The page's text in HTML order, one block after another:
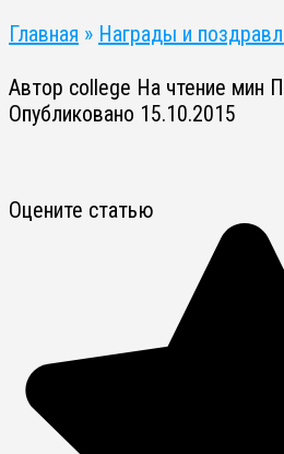
Главная » Награды и
Автор college На чтение мин
Опубликовано 15.10.2015
Оцените статью